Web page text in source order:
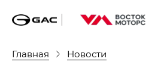
Главная Новости